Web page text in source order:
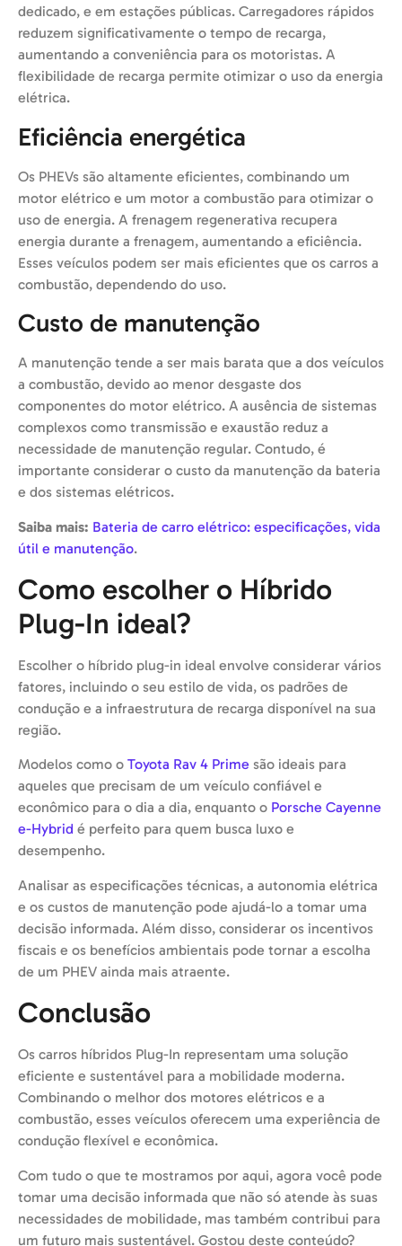
dedicado, e em estações públicas. Carregadores rápidos
reduzem significativamente o tempo de recarga,
aumentando a conveniência para os motoristas. A
flexibilidade de recarga permite otimizar o uso da energia
elétrica.
Eficiência energética
Os PHEVs são altamente eficientes, combinando um
motor elétrico e um motor a combustão para otimizar o
uso de energia. A frenagem regenerativa recupera
energia durante a frenagem, aumentando a eficiência.
Esses veículos podem ser mais eficientes que os carros a
combustão, dependendo do uso.
Custo de manutenção
A manutenção tende a ser mais barata que a dos veículos
a combustão, devido ao menor desgaste dos
componentes do motor elétrico. A ausência de sistemas
complexos como transmissão e exaustão reduz a
necessidade de manutenção regular. Contudo, é
importante considerar o custo da manutenção da bateria
e dos sistemas elétricos.
Saiba mais: Bateria de carro elétrico: especificações, vida
útil e manutenção.
Como escolher o Híbrido
Plug-In ideal?
Escolher o híbrido plug-in ideal envolve considerar vários
fatores, incluindo o seu estilo de vida, os padrões de
condução e a infraestrutura de recarga disponível na sua
região.
Modelos como o Toyota Rav 4 Prime são ideais para
aqueles que precisam de um veículo confiável e
econômico para o dia a dia, enquanto o Porsche Cayenne
e-Hybrid é perfeito para quem busca luxo e
desempenho.
Analisar as especificações técnicas, a autonomia elétrica
e os custos de manutenção pode ajudá-lo a tomar uma
decisão informada. Além disso, considerar os incentivos
fiscais e os benefícios ambientais pode tornar a escolha
de um PHEV ainda mais atraente.
Conclusão
Os carros híbridos Plug-In representam uma solução
eficiente e sustentável para a mobilidade moderna.
Combinando o melhor dos motores elétricos e a
combustão, esses veículos oferecem uma experiência de
condução flexível e econômica.
Com tudo o que te mostramos por aqui, agora você pode
tomar uma decisão informada que não só atende às suas
necessidades de mobilidade, mas também contribui para
um futuro mais sustentável. Gostou deste conteúdo?